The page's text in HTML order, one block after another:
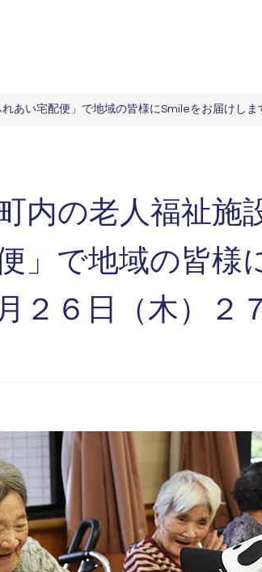
あい宅配便」で地域の皆様にSmileをお届けしま
内の老人福祉施
」で地域の皆様
２６日（木）２